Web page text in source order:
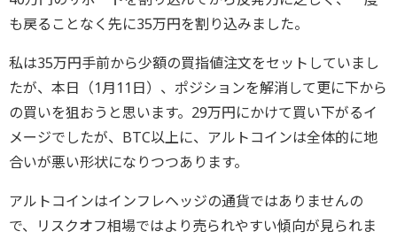
も戻ることなく先に35万円を割り込みました。
私は35万円手前から少額の買指値注文をセットしていまし
たが、本日（1月11日）、ポジションを解消して更に下から
の買いを狙おうと思います。29万円にかけて買い下がるイ
メージでしたが、BTC以上に、アルトコインは全体的に地
合いが悪い形状になりつつあります。
アルトコインはインフレヘッジの通貨ではありませんの
で、リスクオフ相場ではより売られやすい傾向が見られま